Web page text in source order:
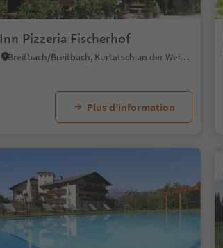
Inn Pizzeria Fischerhof
Breitbach/Breitbach, Kurtatsch an der Weinstraße/Cortaccia sulla Strada del Vino, Alto Adige Wine Road
Plus d’information